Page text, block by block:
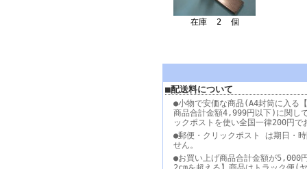
在庫 2 個
■配送料について
●小物で安価な商品(A4封筒に入る
商品合計金額4,999円以下)に関し
ックポストを使い全国一律200円で
●郵便・クリックポスト は期日・
せん。
●お買い上げ商品合計金額が5,000